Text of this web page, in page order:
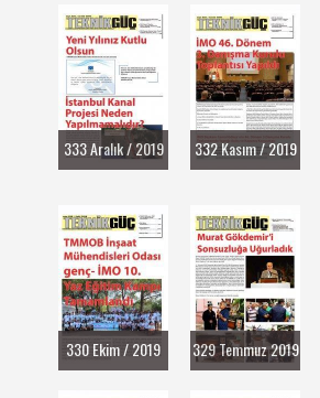
333 Aralık / 2019 332 Kasım / 2019
330 Ekim / 2019 329 Temmuz 2019